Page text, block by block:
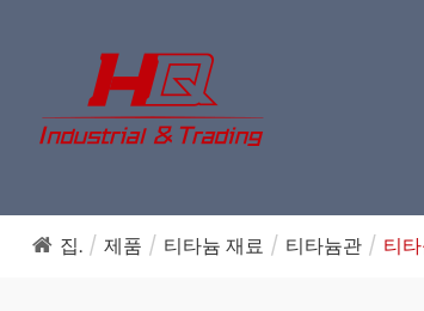
집. 제품 티타늄 재료 티타늄관 티